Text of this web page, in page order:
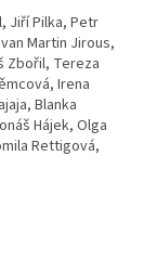
Jiří Pilka, Petr
Martin Jirous,
Zbořil, Tereza
Irena
Blanka
Hájek, Olga
Rettigová,